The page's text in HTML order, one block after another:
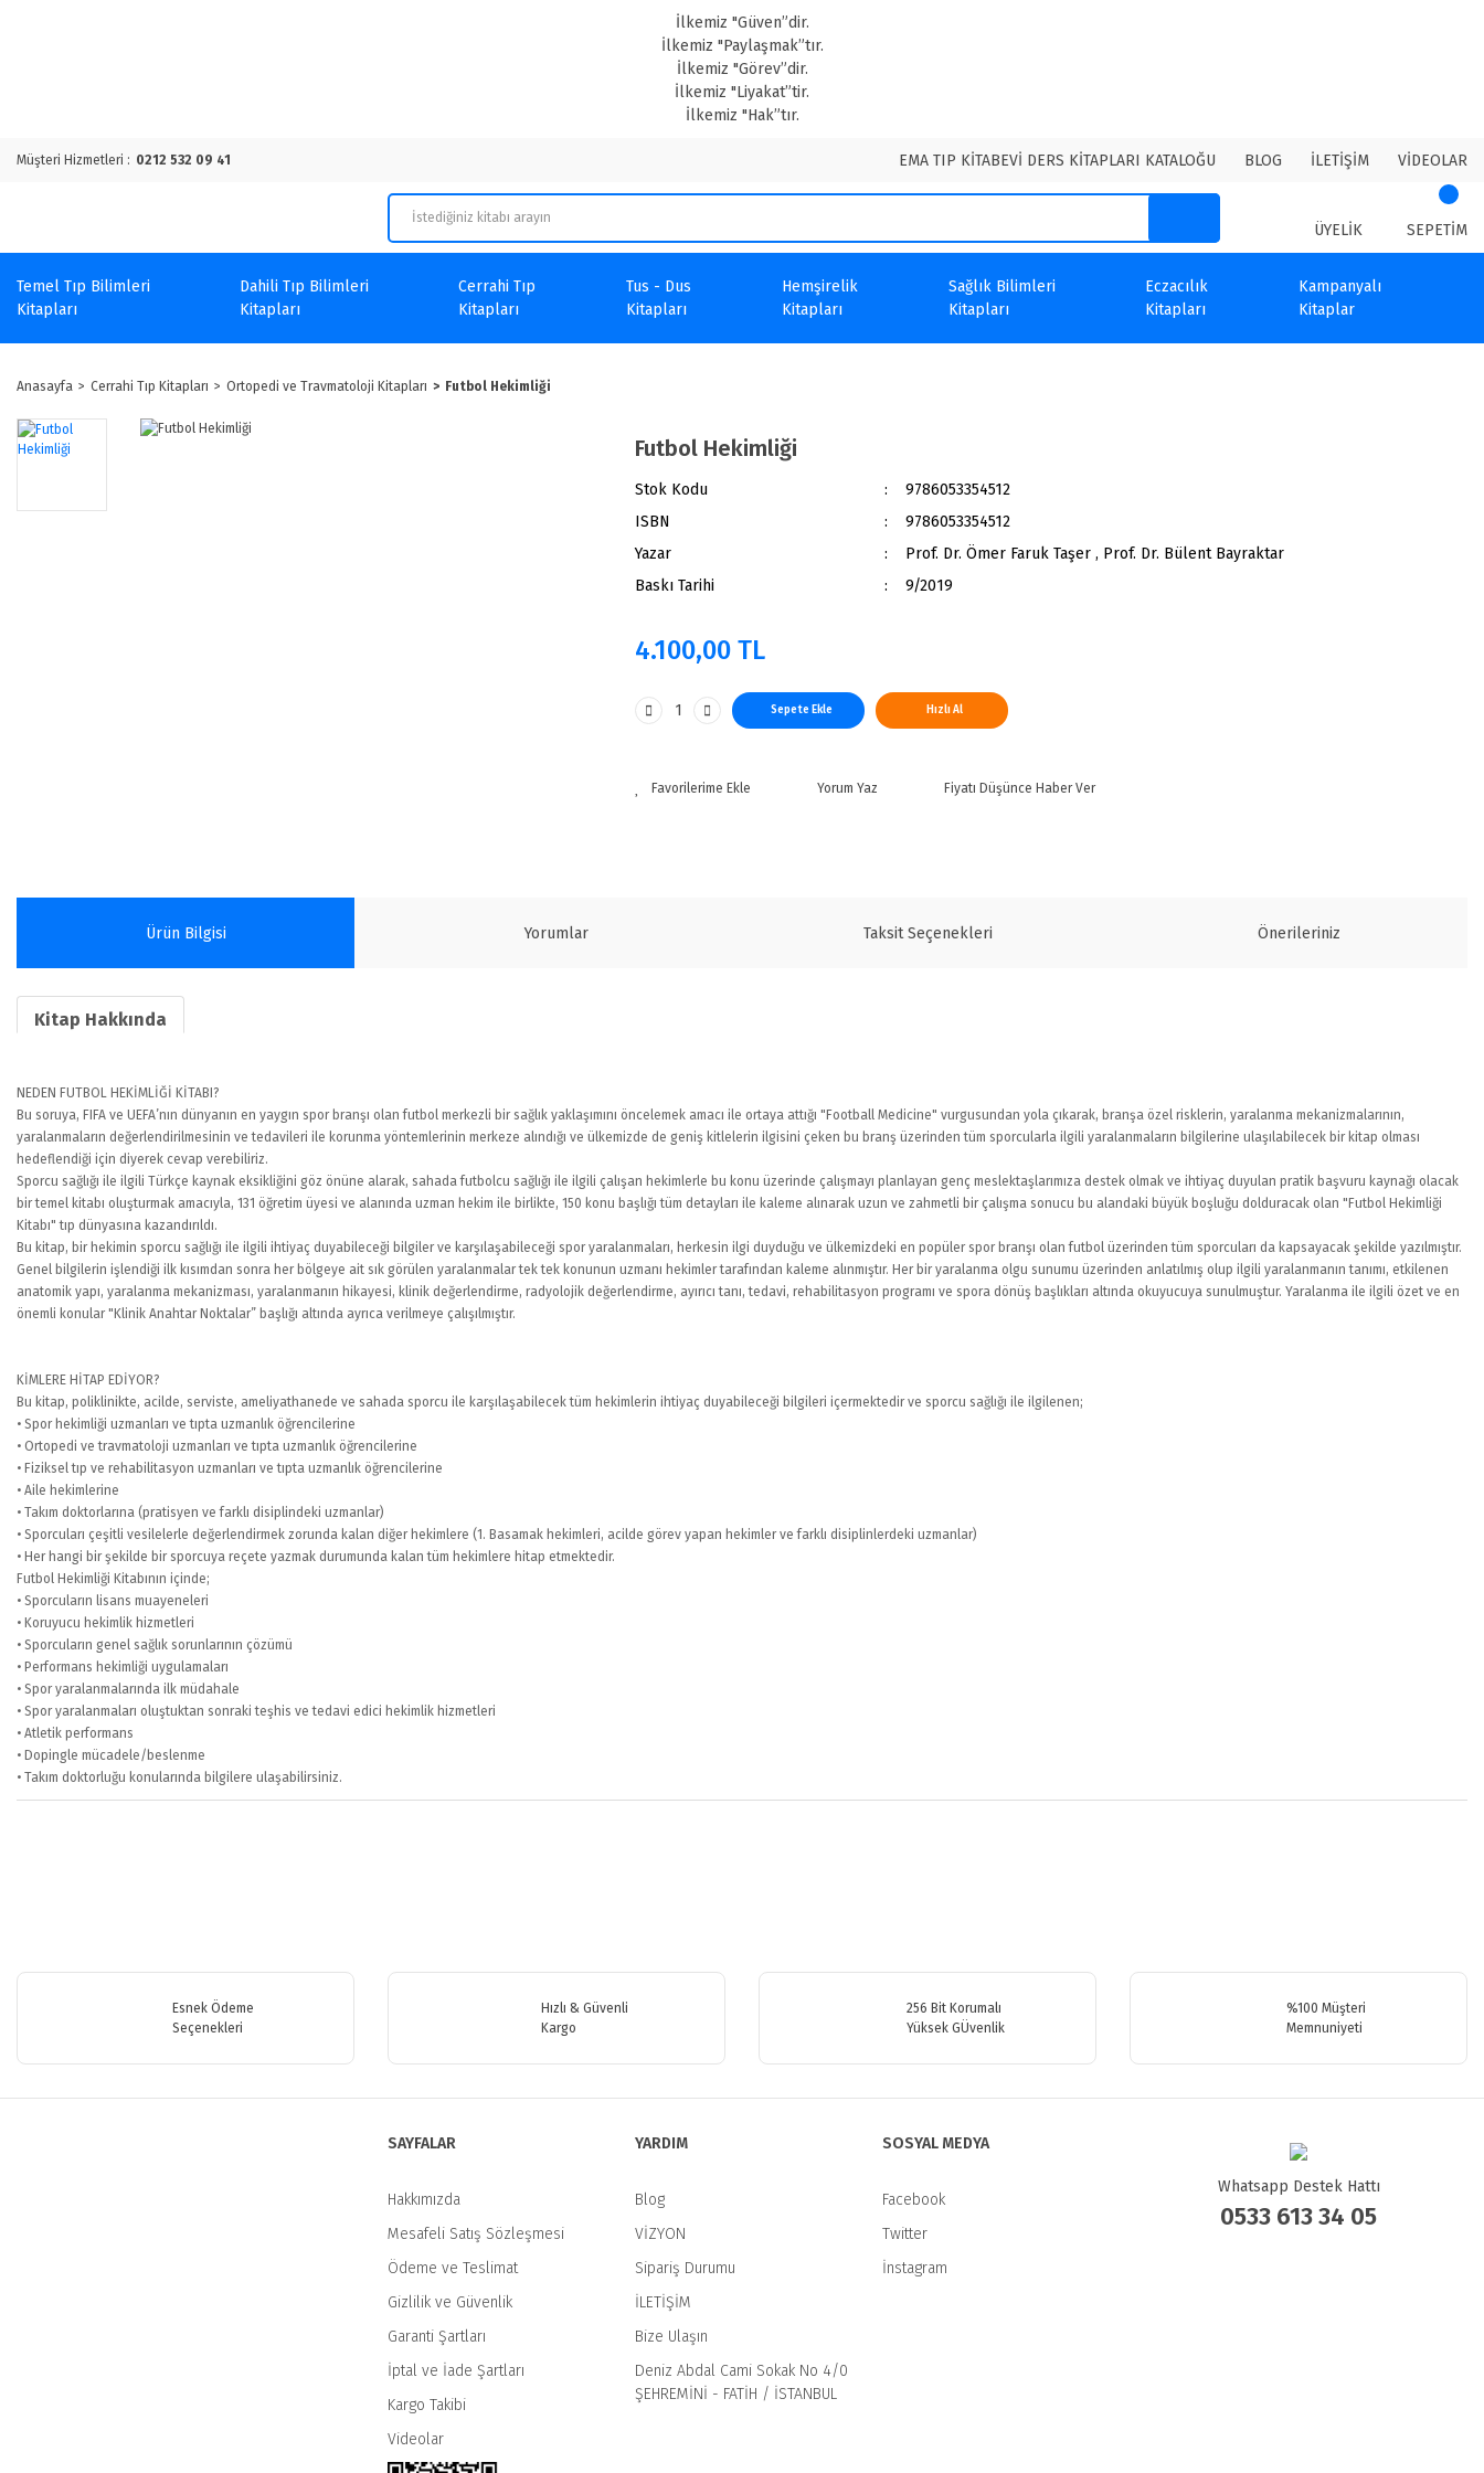
İlkemiz "Güven”dir.
İlkemiz "Paylaşmak”tır.
İlkemiz "Görev”dir.
İlkemiz "Liyakat”tir.
İlkemiz "Hak”tır.
Müşteri Hizmetleri : 0212 532 09 41 EMA TIP KİTABEVİ DERS KİTAPLARI KATALOĞU BLOG İLETİŞİM VİDEOLAR
ÜYELİK SEPETİM
Temel Tıp Bilimleri
Kitapları
Dahili Tıp Bilimleri
Kitapları
Cerrahi Tıp
Kitapları
Tus - Dus
Kitapları
Hemşirelik
Kitapları
Sağlık Bilimleri
Kitapları
Eczacılık
Kitapları
Kampanyalı
Kitaplar
Anasayfa Cerrahi Tıp Kitapları Ortopedi ve Travmatoloji Kitapları Futbol Hekimliği
Futbol Hekimliği
Stok Kodu
9786053354512
ISBN
9786053354512
Yazar
Prof. Dr. Ömer Faruk Taşer , Prof. Dr. Bülent Bayraktar
Baskı Tarihi
9/2019
4.100,00 TL
Sepete Ekle Hızlı Al
Yorum Yaz Fiyatı Düşünce Haber Ver
Ürün Bilgisi Yorumlar Taksit Seçenekleri Önerileriniz
Kitap Hakkında
NEDEN FUTBOL HEKİMLİĞİ KİTABI?
Bu soruya, FIFA ve UEFA’nın dünyanın en yaygın spor branşı olan futbol merkezli bir sağlık yaklaşımını öncelemek amacı ile ortaya attığı "Football Medicine" vurgusundan yola çıkarak, branşa özel risklerin, yaralanma mekanizmalarının,
yaralanmaların değerlendirilmesinin ve tedavileri ile korunma yöntemlerinin merkeze alındığı ve ülkemizde de geniş kitlelerin ilgisini çeken bu branş üzerinden tüm sporcularla ilgili yaralanmaların bilgilerine ulaşılabilecek bir kitap olması
hedeflendiği için diyerek cevap verebiliriz.
Sporcu sağlığı ile ilgili Türkçe kaynak eksikliğini göz önüne alarak, sahada futbolcu sağlığı ile ilgili çalışan hekimlerle bu konu üzerinde çalışmayı planlayan genç meslektaşlarımıza destek olmak ve ihtiyaç duyulan pratik başvuru kaynağı olacak
bir temel kitabı oluşturmak amacıyla, 131 öğretim üyesi ve alanında uzman hekim ile birlikte, 150 konu başlığı tüm detayları ile kaleme alınarak uzun ve zahmetli bir çalışma sonucu bu alandaki büyük boşluğu dolduracak olan "Futbol Hekimliği
Kitabı" tıp dünyasına kazandırıldı.
Bu kitap, bir hekimin sporcu sağlığı ile ilgili ihtiyaç duyabileceği bilgiler ve karşılaşabileceği spor yaralanmaları, herkesin ilgi duyduğu ve ülkemizdeki en popüler spor branşı olan futbol üzerinden tüm sporcuları da kapsayacak şekilde yazılmıştır.
Genel bilgilerin işlendiği ilk kısımdan sonra her bölgeye ait sık görülen yaralanmalar tek tek konunun uzmanı hekimler tarafından kaleme alınmıştır. Her bir yaralanma olgu sunumu üzerinden anlatılmış olup ilgili yaralanmanın tanımı, etkilenen
anatomik yapı, yaralanma mekanizması, yaralanmanın hikayesi, klinik değerlendirme, radyolojik değerlendirme, ayırıcı tanı, tedavi, rehabilitasyon programı ve spora dönüş başlıkları altında okuyucuya sunulmuştur. Yaralanma ile ilgili özet ve en
önemli konular "Klinik Anahtar Noktalar” başlığı altında ayrıca verilmeye çalışılmıştır.
KİMLERE HİTAP EDİYOR?
Bu kitap, poliklinikte, acilde, serviste, ameliyathanede ve sahada sporcu ile karşılaşabilecek tüm hekimlerin ihtiyaç duyabileceği bilgileri içermektedir ve sporcu sağlığı ile ilgilenen;
• Spor hekimliği uzmanları ve tıpta uzmanlık öğrencilerine
• Ortopedi ve travmatoloji uzmanları ve tıpta uzmanlık öğrencilerine
• Fiziksel tıp ve rehabilitasyon uzmanları ve tıpta uzmanlık öğrencilerine
• Aile hekimlerine
• Takım doktorlarına (pratisyen ve farklı disiplindeki uzmanlar)
• Sporcuları çeşitli vesilelerle değerlendirmek zorunda kalan diğer hekimlere (1. Basamak hekimleri, acilde görev yapan hekimler ve farklı disiplinlerdeki uzmanlar)
• Her hangi bir şekilde bir sporcuya reçete yazmak durumunda kalan tüm hekimlere hitap etmektedir.
Futbol Hekimliği Kitabının içinde;
• Sporcuların lisans muayeneleri
• Koruyucu hekimlik hizmetleri
• Sporcuların genel sağlık sorunlarının çözümü
• Performans hekimliği uygulamaları
• Spor yaralanmalarında ilk müdahale
• Spor yaralanmaları oluştuktan sonraki teşhis ve tedavi edici hekimlik hizmetleri
• Atletik performans
• Dopingle mücadele/beslenme
• Takım doktorluğu konularında bilgilere ulaşabilirsiniz.
Ürün resmi kalitesiz, bozuk veya görüntülenemiyor.
Ürün açıklamasında eksik bilgiler bulunuyor.
Ürün bilgilerinde hatalar bulunuyor.
Ürün fiyatı diğer sitelerden daha pahalı.
Gönder
Esnek Ödeme
Seçenekleri
Hızlı & Güvenli
Kargo
256 Bit Korumalı
Yüksek GÜvenlik
%100 Müşteri
Memnuniyeti
SAYFALAR
Hakkımızda
Mesafeli Satış Sözleşmesi
Ödeme ve Teslimat
Gizlilik ve Güvenlik
Garanti Şartları
İptal ve İade Şartları
Kargo Takibi
Videolar
YARDIM
Blog
VİZYON
Sipariş Durumu
İLETİŞİM
Bize Ulaşın
Deniz Abdal Cami Sokak No 4/0
ŞEHREMİNİ - FATİH / İSTANBUL
SOSYAL MEDYA
Facebook
Twitter
İnstagram
Whatsapp Destek Hattı
0533 613 34 05